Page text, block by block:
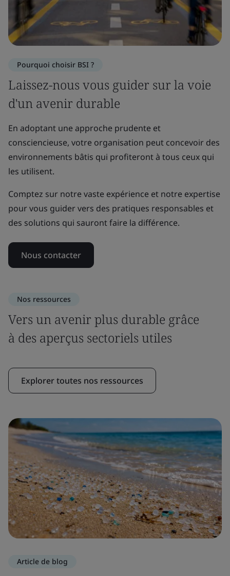
Pourquoi choisir BSI ?
Laissez-nous vous guider sur la voie
d'un avenir durable
En adoptant une approche prudente et
consciencieuse, votre organisation peut concevoir des
environnements bâtis qui profiteront à tous ceux qui
les utilisent.
Comptez sur notre vaste expérience et notre expertise
pour vous guider vers des pratiques responsables et
des solutions qui sauront faire la différence.
Nous contacter
Nos ressources
Vers un avenir plus durable grâce
à des aperçus sectoriels utiles
Explorer toutes nos ressources
Article de blog